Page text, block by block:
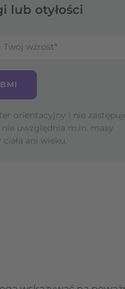
lub otyłości
orientacyjny i nie
uwzględnia m.in. masy
ani wieku.